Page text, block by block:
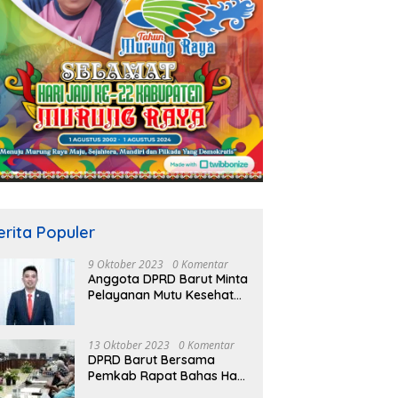
Populer
9 Oktober 2023 0 Komentar
Anggota DPRD Barut Minta
Pelayanan Mutu Kesehatan
13 Oktober 2023 0 Komentar
DPRD Barut Bersama
Pemkab Rapat Bahas Hasil